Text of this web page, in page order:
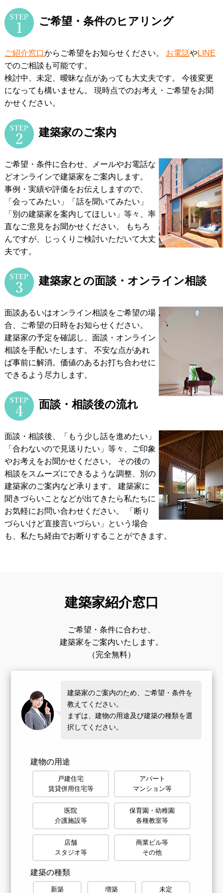
ご希望・条件のヒアリング
ご紹介窓口 からご希望をお知らせください。 お電話やLINE
でのご相談も可能です。
検討中、未定、曖昧な点があっても大丈夫です。 今後変更
になっても構いません。
現時点でのお考え・ご希望をお聞
かせください。
建築家のご案内
ご希望・条件に合わせ、メールやお電話な
どオンラインで建築家をご案内します。
事例・実績や評価をお伝えしますので、
「会ってみたい」「話を聞いてみたい」
「別の建築家を案内してほしい」等々、率
直なご意見をお聞かせください。
もちろ
んですが、じっくりご検討いただいて大丈
夫です。
建築家との面談・オンライン相談
面談あるいはオンライン相談をご希望の場
合、ご希望の日時をお知らせください。
建築家の予定を確認し、面談・オンライン
相談を手配いたします。
不安な点があれ
ば事前に解消。価値のあるお打ち合わせに
できるよう尽力します。
面談・相談後の流れ
面談・相談後、「もう少し話を進めたい」
「合わないので見送りたい」等々、ご印象
やお考えをお聞かせください。 その後の
相談をスムーズにできるような調整、別の
建築家のご案内など承ります。
建築家に
聞きづらいことなどが出てきたら私たちに
お気軽にお問い合わせください。
「断り
づらいけど直接言いづらい」という場合
も、私たち経由でお断りすることができます。
建築家紹介窓口
ご希望・条件に合わせ、
建築家をご案内いたします。
（完全無料）
建築家のご案内のため、ご希望・条件を
教えてください。
まずは、建物の用途及び建築の種類を選
択してください。
建物の用途
戸建住宅
賃貸併用住宅等
アパート
マンション等
医院
介護施設等
保育園・幼稚園
各種教室等
店舗
スタジオ等
商業ビル等
その他
建築の種類
新築 増築 未定